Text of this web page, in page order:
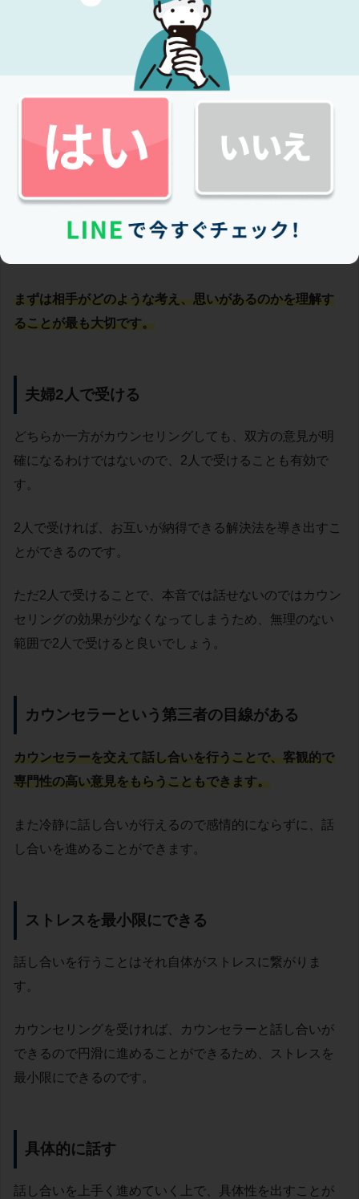
相手の意見を理解する
相手の意見を理解するということは、カウンセリングで
夫婦間だけではなく、相手の意見を聞くことは人間関係
を形成していく上でも重要です。
自分がこう思っているから、自分は相手にこうして欲し
まずは相手がどのような考え、思いがあるのかを理解す
ることが最も大切です。
夫婦2人で受ける
どちらか一方がカウンセリングしても、双方の意見が明
確になるわけではないので、2人で受けることも有効で
す。
2人で受ければ、お互いが納得できる解決法を導き出すこ
とができるのです。
ただ2人で受けることで、本音では話せないのではカウン
セリングの効果が少なくなってしまうため、無理のない
範囲で2人で受けると良いでしょう。
カウンセラーという第三者の目線がある
カウンセラーを交えて話し合いを行うことで、客観的で
専門性の高い意見をもらうこともできます。
また冷静に話し合いが行えるので感情的にならずに、話
し合いを進めることができます。
ストレスを最小限にできる
話し合いを行うことはそれ自体がストレスに繋がりま
す。
カウンセリングを受ければ、カウンセラーと話し合いが
できるので円滑に進めることができるため、ストレスを
最小限にできるのです。
具体的に話す
話し合いを上手く進めていく上で、具体性を出すことが